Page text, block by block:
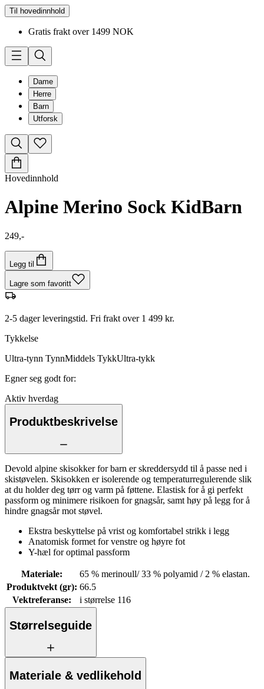
Til hovedinnhold
Gratis frakt over 1499 NOK
Dame
Herre
Barn
Utforsk
Hovedinnhold
Alpine Merino Sock KidBarn
249,-
Legg til
Lagre som favoritt
2-5 dager leveringstid. Fri frakt over 1 499 kr.
Tykkelse
Ultra-tynn TynnMiddels TykkUltra-tykk
Egner seg godt for:
Aktiv hverdag
Produktbeskrivelse
Devold alpine skisokker for barn er skreddersydd til å passe ned i
skistøvelen. Skisokken er isolerende og temperaturregulerende slik
at du holder deg tørr og varm på føttene. Elastisk for å gi perfekt
passform og minimere risikoen for gnagsår, samt høy på legg for å
hindre gnagsår mot støvel.
Ekstra beskyttelse på vrist og komfortabel strikk i legg
Anatomisk formet for venstre og høyre fot
Y-hæl for optimal passform
Materiale:
65 % merinoull/ 33 % polyamid / 2 % elastan.
Produktvekt (gr): 66.5
Vektreferanse: i størrelse 116
Størrelseguide
Materiale & vedlikehold